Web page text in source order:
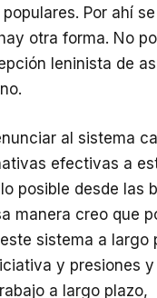
Por ahí
otra forma. No
leninista de
al sistema
efectivas a
posible desde las
manera creo que
sistema a largo
y presiones
a largo plazo,